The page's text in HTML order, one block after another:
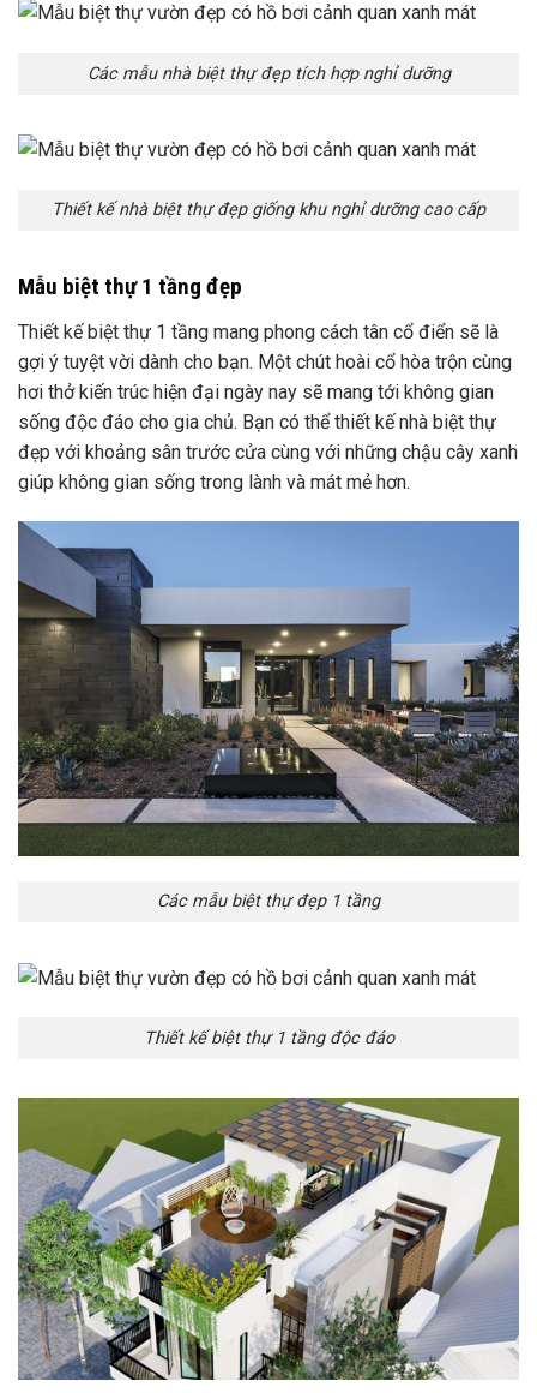
Các mẫu nhà biệt thự đẹp tích hợp nghỉ dưỡng
Thiết kế nhà biệt thự đẹp giống khu nghỉ dưỡng cao cấp
Mẫu biệt thự 1 tầng đẹp
Thiết kế biệt thự 1 tầng mang phong cách tân cổ điển sẽ là
gợi ý tuyệt vời dành cho bạn. Một chút hoài cổ hòa trộn cùng
hơi thở kiến trúc hiện đại ngày nay sẽ mang tới không gian
sống độc đáo cho gia chủ. Bạn có thể thiết kế nhà biệt thự
đẹp với khoảng sân trước cửa cùng với những chậu cây xanh
giúp không gian sống trong lành và mát mẻ hơn.
Các mẫu biệt thự đẹp 1 tầng
Thiết kế biệt thự 1 tầng độc đáo